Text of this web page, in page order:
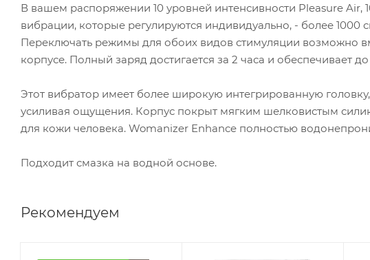
В вашем распоряжении 10 уровней интенсивности Pleasure
вибрации, которые регулируются индивидуально, - более 1000
Переключать режимы для обоих видов стимуляции возможно
корпусе. Полный заряд достигается за 2 часа и обеспечивает
Этот вибратор имеет более широкую интегрированную
усиливая ощущения. Корпус покрыт мягким шелковистым
для кожи человека. Womanizer Enhance полностью
Подходит смазка на водной основе.
Рекомендуем